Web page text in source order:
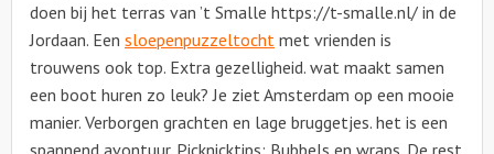
doen bij het terras van ’t Smalle https://t-smalle.nl/ in de
Jordaan. Een sloepenpuzzeltocht met vrienden is
trouwens ook top. Extra gezelligheid. wat maakt samen
een boot huren zo leuk? Je ziet Amsterdam op een mooie
manier. Verborgen grachten en lage bruggetjes. het is een